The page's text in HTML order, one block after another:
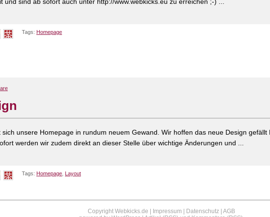
Tags: Homepage
unsere Homepage in rundum neuem Gewand. Wir hoffen das neue Design gefällt
werden wir zudem direkt an dieser Stelle über wichtige Änderungen und ...
Tags: Homepage Layout
Copyright Webkicks.de | Impressum Datenschutz AGB